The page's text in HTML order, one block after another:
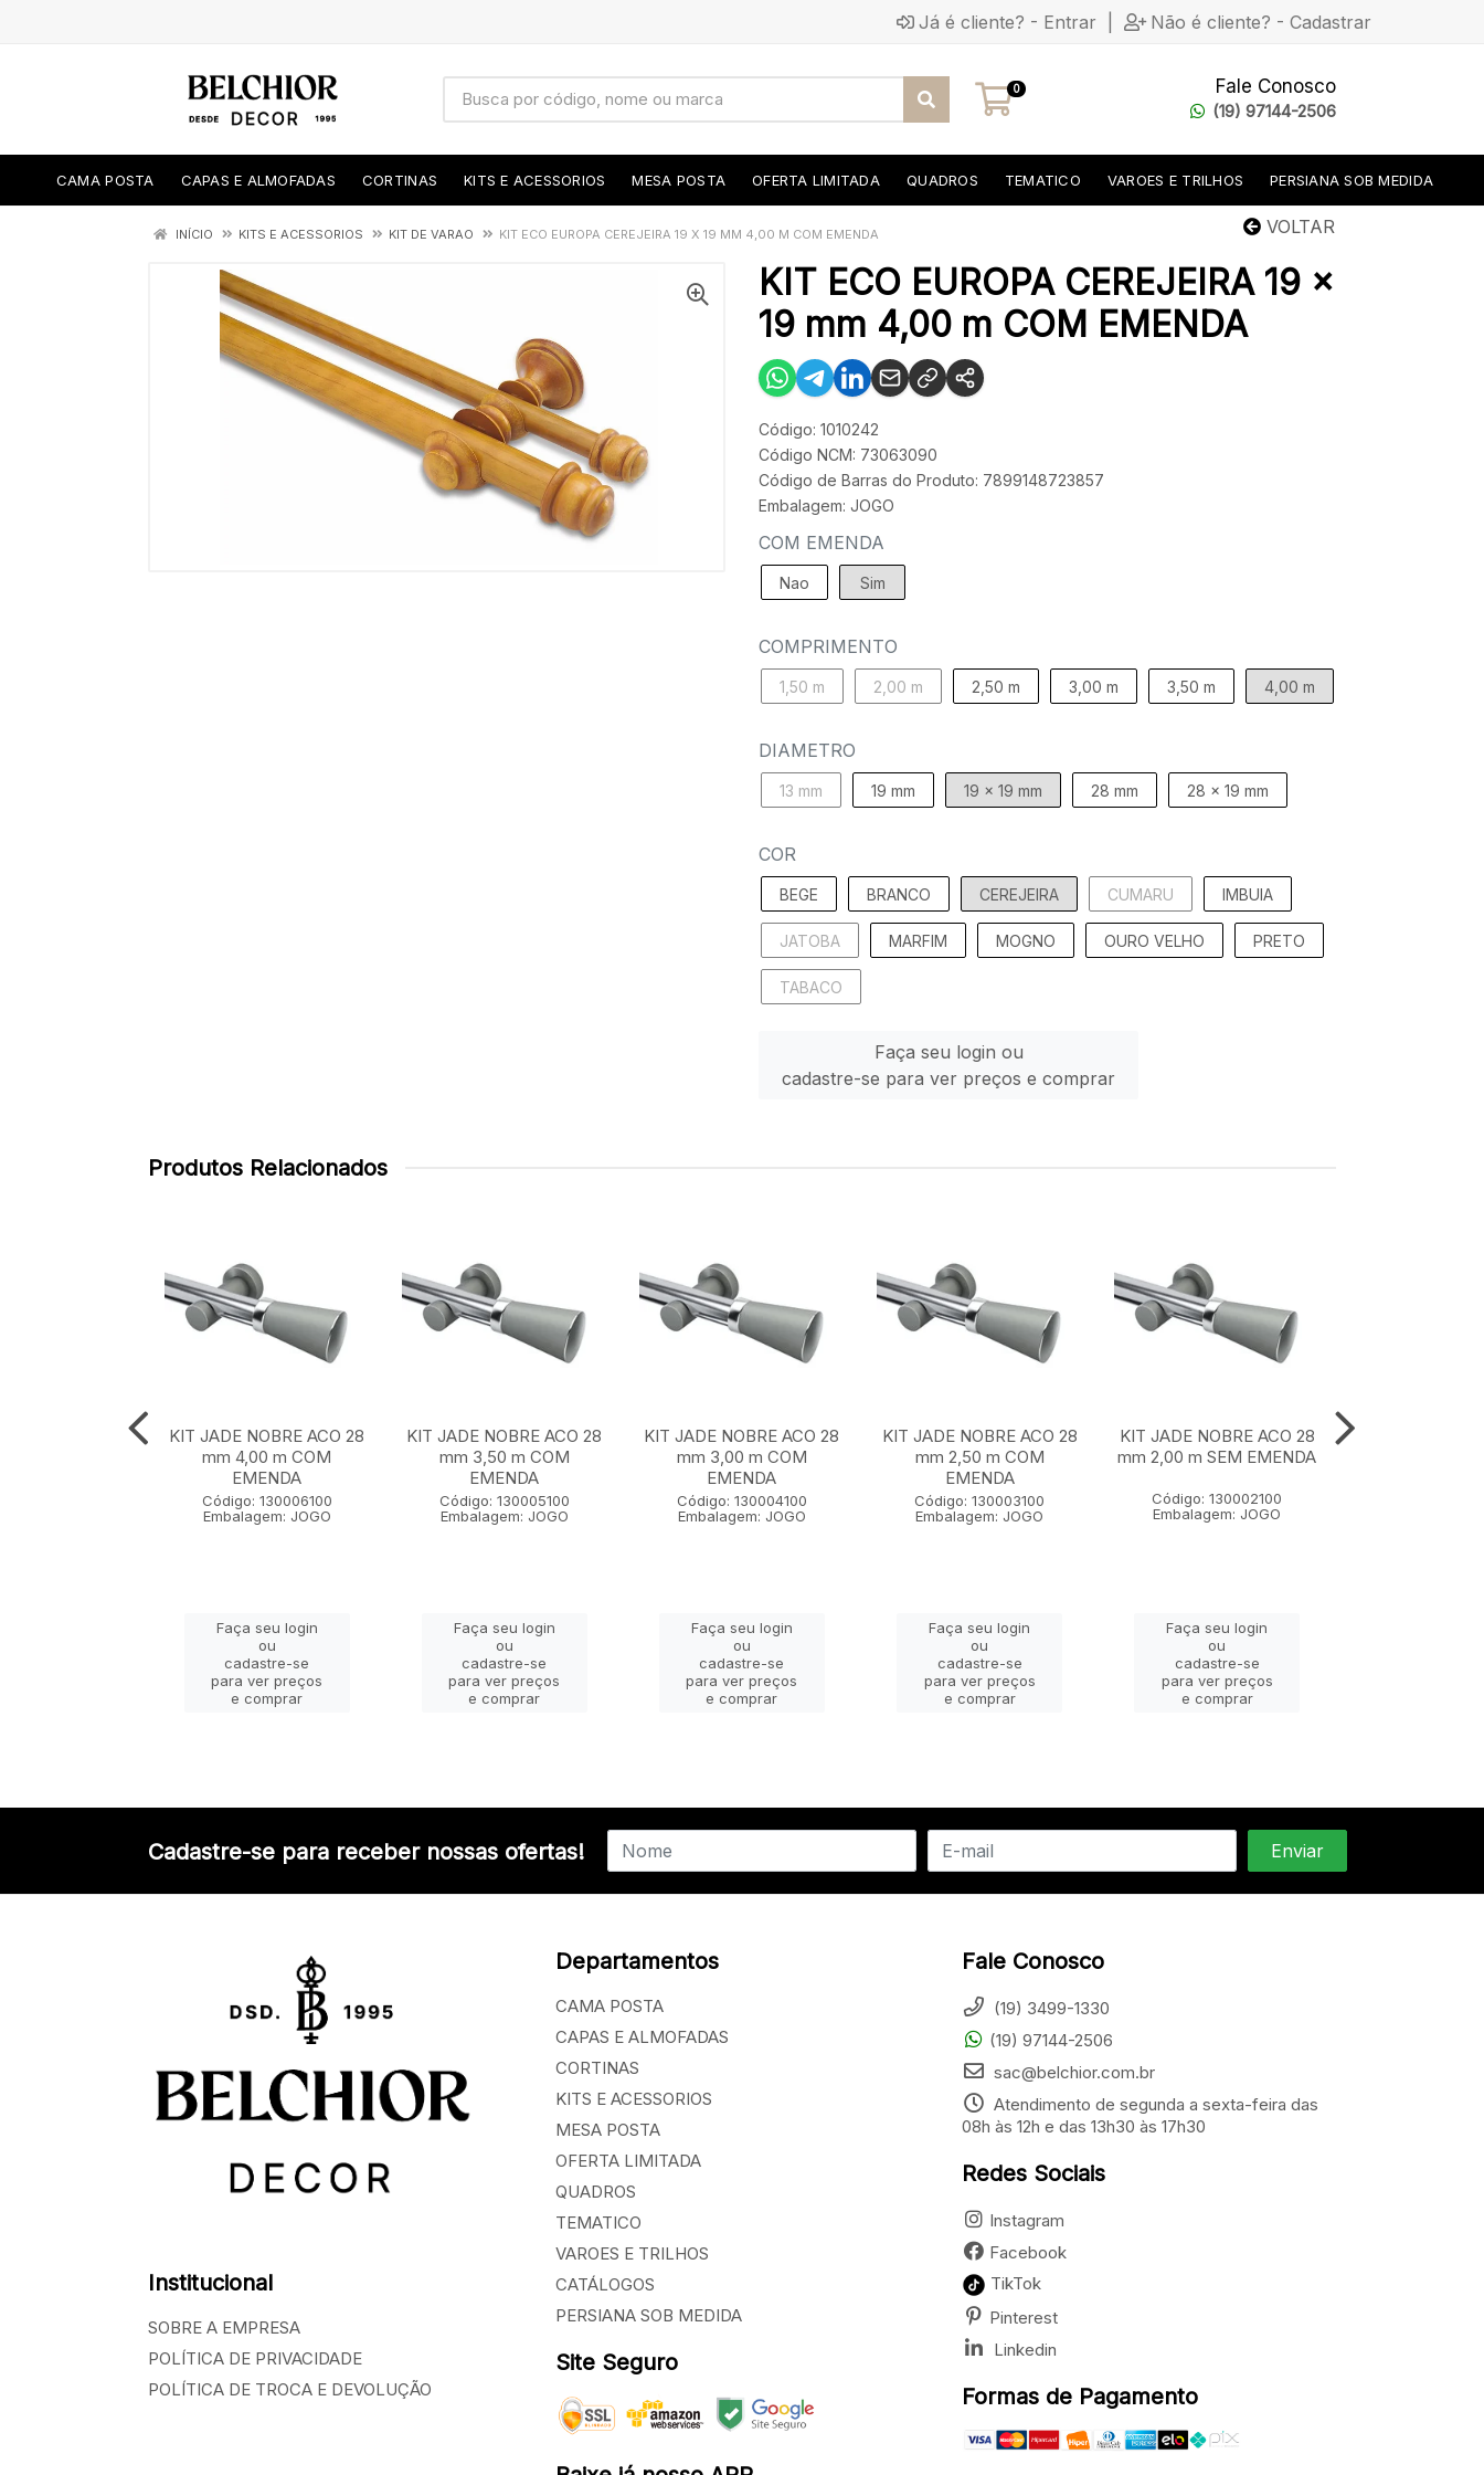
Já é cliente? - Entrar Não é cliente? - Cadastrar
0 Fale Conosco
(19) 97144-2506
CAMA POSTA CAPAS E ALMOFADAS CORTINAS KITS E ACESSORIOS MESA POSTA OFERTA LIMITADA QUADROS TEMATICO VAROES E TRILHOS PERSIANA SOB MEDIDA
VOLTAR
INÍCIO KITS E ACESSORIOS KIT DE VARAO KIT ECO EUROPA CEREJEIRA 19 X 19 MM 4,00 M COM EMENDA
KIT ECO EUROPA CEREJEIRA 19 x
19 mm 4,00 m COM EMENDA
Código: 1010242
Código NCM: 73063090
Código de Barras do Produto: 7899148723857
Embalagem: JOGO
COM EMENDA
Nao Sim
COMPRIMENTO
1,50 m 2,00 m 2,50 m 3,00 m 3,50 m 4,00 m
DIAMETRO
13 mm 19 mm 19 x 19 mm 28 mm 28 x 19 mm
COR
BEGE BRANCO CEREJEIRA CUMARU IMBUIA
JATOBA MARFIM MOGNO OURO VELHO PRETO
TABACO
Faça seu login ou
cadastre-se para ver preços e comprar
Produtos Relacionados
KIT JADE NOBRE ACO 28
mm 4,00 m COM
EMENDA
Código: 130006100
Embalagem: JOGO
Faça seu login
ou
cadastre-se
para ver preços
e comprar
KIT JADE NOBRE ACO 28
mm 3,50 m COM
EMENDA
Código: 130005100
Embalagem: JOGO
Faça seu login
ou
cadastre-se
para ver preços
e comprar
KIT JADE NOBRE ACO 28
mm 3,00 m COM
EMENDA
Código: 130004100
Embalagem: JOGO
Faça seu login
ou
cadastre-se
para ver preços
e comprar
KIT JADE NOBRE ACO 28
mm 2,50 m COM
EMENDA
Código: 130003100
Embalagem: JOGO
Faça seu login
ou
cadastre-se
para ver preços
e comprar
KIT JADE NOBRE ACO 28
mm 2,00 m SEM EMENDA
Código: 130002100
Embalagem: JOGO
Faça seu login
ou
cadastre-se
para ver preços
e comprar
Cadastre-se para receber nossas ofertas!
Institucional
SOBRE A EMPRESA
POLÍTICA DE PRIVACIDADE
POLÍTICA DE TROCA E DEVOLUÇÃO
Departamentos
CAMA POSTA
CAPAS E ALMOFADAS
CORTINAS
KITS E ACESSORIOS
MESA POSTA
OFERTA LIMITADA
QUADROS
TEMATICO
VAROES E TRILHOS
CATÁLOGOS
PERSIANA SOB MEDIDA
Site Seguro
Fale Conosco
(19) 3499-1330
(19) 97144-2506
sac@belchior.com.br
Atendimento de segunda a sexta-feira das
08h às 12h e das 13h30 às 17h30
Redes Sociais
Instagram
Facebook
TikTok
Pinterest
Linkedin
Formas de Pagamento